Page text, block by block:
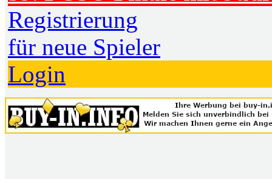
Registrierung
für neue Spieler
Login